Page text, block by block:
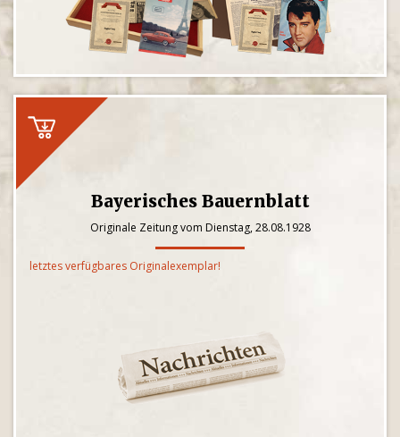
Bayerisches Bauernblatt
Originale Zeitung vom Dienstag, 28.08.1928
letztes verfügbares Originalexemplar!